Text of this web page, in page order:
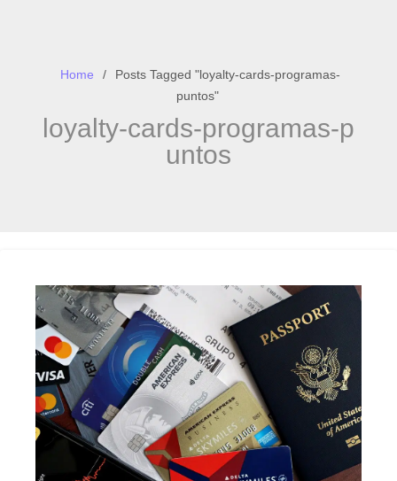
Home
Posts Tagged "loyalty-cards-programas-
puntos"
loyalty-cards-programas-p
untos